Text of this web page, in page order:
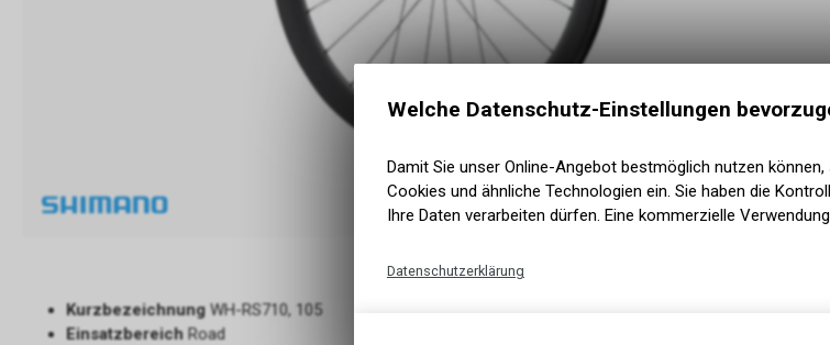
Kurzbezeichnung WH-RS710, 105
Einsatzbereich Road
Welche Datenschutz-Einstellungen
Damit Sie unser Online-Angebot bestmöglich nutzen
Cookies und ähnliche Technologien ein. Sie haben die
Ihre Daten verarbeiten dürfen. Eine kommerzielle
Datenschutzerklärung